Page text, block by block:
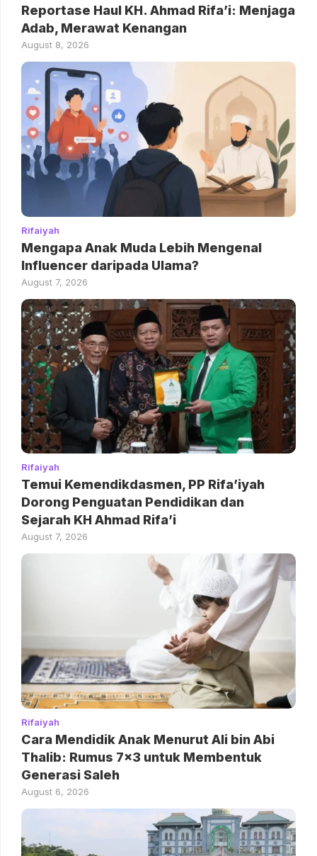
Reportase Haul KH. Ahmad Rifa’i: Menjaga
Adab, Merawat Kenangan
August 8, 2026
Rifaiyah
Mengapa Anak Muda Lebih Mengenal
Influencer daripada Ulama?
August 7, 2026
Rifaiyah
Temui Kemendikdasmen, PP Rifa’iyah
Dorong Penguatan Pendidikan dan
Sejarah KH Ahmad Rifa’i
August 7, 2026
Rifaiyah
Cara Mendidik Anak Menurut Ali bin Abi
Thalib: Rumus 7×3 untuk Membentuk
Generasi Saleh
August 6, 2026